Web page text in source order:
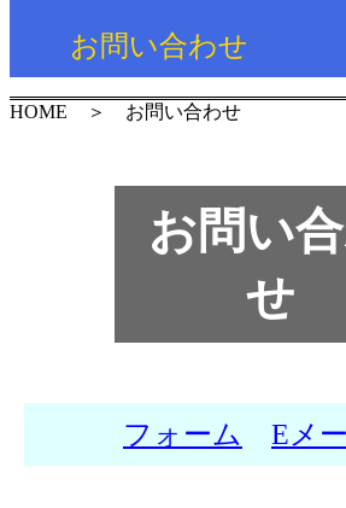
お問い合わせ
HOME ＞ お問い合わせ
お問い
せ
フォーム Eメ